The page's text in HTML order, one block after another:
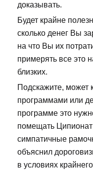
доказывать.
Будет крайне
сколько денег Вы
на что Вы их
примерять все это
близких.
Подскажите, может
программами или
программе это
помещать
симпатичные
объяснил
в условиях